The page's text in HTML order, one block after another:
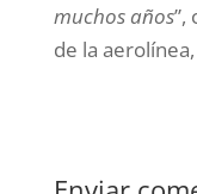
muchos años”,
de la